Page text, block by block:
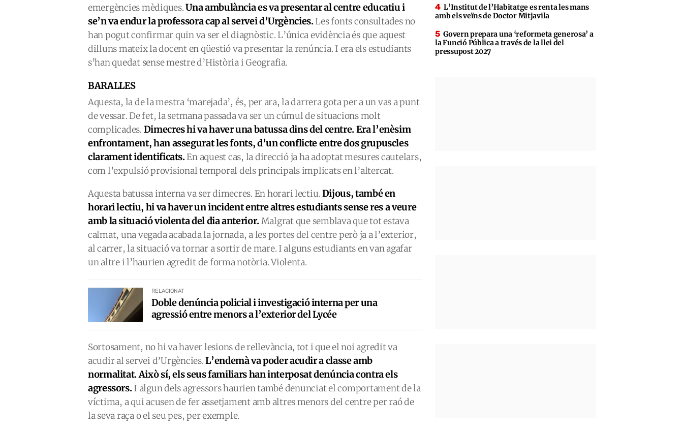
emergències mèdiques.Una ambulància es va presentar al centre educatiu i
se’n va endur la professora cap al servei d’Urgències.Les fonts consultades no
han pogut confirmar quin va ser el diagnòstic. L’única evidència és que aquest
dilluns mateix la docent en qüestió va presentar la renúncia. I era els estudiants
s’han quedat sense mestre d’Història i Geografia.
BARALLES
Aquesta, la de la mestra ‘marejada’, és, per ara, la darrera gota per a un vas a punt
de vessar. De fet, la setmana passada va ser un cúmul de situacions molt
complicades. Dimecres hi va haver una batussa dins del centre. Era l’enèsim
enfrontament, han assegurat les fonts, d’un conflicte entre dos grupuscles
clarament identificats.En aquest cas, la direcció ja ha adoptat mesures cautelars,
com l’expulsió provisional temporal dels principals implicats en l’altercat.
Aquesta batussa interna va ser dimecres. En horari lectiu. Dijous, també en
horari lectiu, hi va haver un incident entre altres estudiants sense res a veure
amb la situació violenta del dia anterior.Malgrat que semblava que tot estava
calmat, una vegada acabada la jornada, a les portes del centre però ja a l’exterior,
al carrer, la situació va tornar a sortir de mare. I alguns estudiants en van agafar
un altre i l’haurien agredit de forma notòria. Violenta.
RELACIONAT
Doble denúncia policial i investigació interna per una
agressió entre menors a l’exterior del Lycée
Sortosament, no hi va haver lesions de rellevància, tot i que el noi agredit va
acudir al servei d’Urgències.L’endemà va poder acudir a classe amb
normalitat. Això sí, els seus familiars han interposat denúncia contra els
agressors.I algun dels agressors haurien també denunciat el comportament de la
víctima, a qui acusen de fer assetjament amb altres menors del centre per raó de
la seva raça o el seu pes, per exemple.
L’Institut de l’Habitatge es renta les mans
amb els veïns de Doctor Mitjavila
Govern prepara una ‘reformeta generosa’ a
la Funció Pública a través de la llei del
pressupost 2027